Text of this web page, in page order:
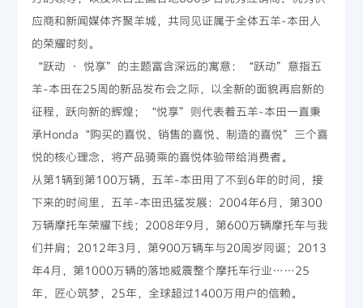
新闻资讯
应商和新闻媒体齐聚羊城，共同见证属于全体五羊-本田人
的荣耀时刻。
“跃动 · 悦享”的主题富含深远的寓意：“跃动”意指五
羊-本田在25周的新品发布会之际，以全新的面貌再启新的
征程，跃向新的辉煌；“悦享”则代表着五羊-本田一直秉
承Honda“购买的喜悦、销售的喜悦、制造的喜悦”三个喜
悦的核心理念，将产品骑乘的喜悦体验带给消费者。
从第1辆到第100万辆，五羊-本田用了不到6年的时间，接
下来的时间里，五羊-本田迅猛发展：2004年6月，第300
万辆摩托车荣耀下线；2008年9月，第600万辆摩托车与我
们并肩；2012年3月，第900万辆车与20周岁同诞；2013
年4月，第1000万辆的落地威震整个摩托车行业……25
年，匠心筑梦，25年，全球超过1400万用户的信赖。